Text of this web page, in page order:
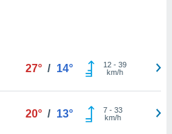
27° / 14° 12- 39
km/h
20° / 13° 7- 33
km/h